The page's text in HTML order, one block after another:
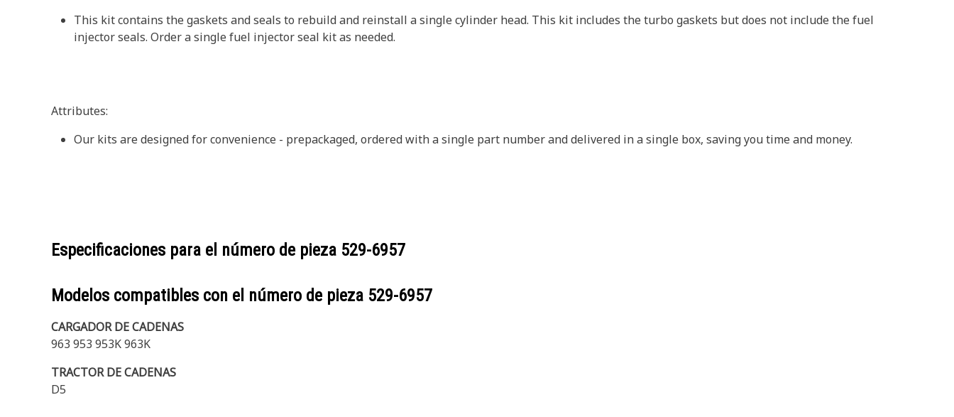
This kit contains the gaskets and seals to rebuild and reinstall a single cylinder head. This kit includes the turbo gaskets but does not include the fuel
injector seals. Order a single fuel injector seal kit as needed.
Attributes:
Our kits are designed for convenience - prepackaged, ordered with a single part number and delivered in a single box, saving you time and money.
Especificaciones para el número de pieza 529-6957
Modelos compatibles con el número de pieza 529-6957
CARGADOR DE CADENAS
963 953 953K 963K
TRACTOR DE CADENAS
D5